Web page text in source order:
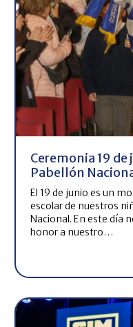
Ceremonia 19 de
Pabellón
El 19 de junio es un
escolar de nuestros
Nacional. En este día
honor a nuestro…